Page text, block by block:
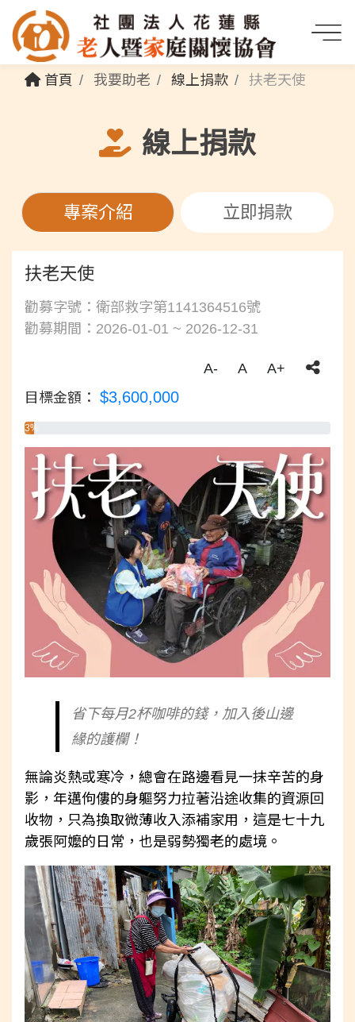
首頁 我要助老 線上捐款 扶老天使
線上捐款
專案介紹 立即捐款
扶老天使
勸募字號：衛部救字第1141364516號
勸募期間：2026-01-01 ~ 2026-12-31
A- A
A+
目標金額： $3,600,000
3%
省下每月2杯咖啡的錢，加入後山邊
緣的護欄！
無論炎熱或寒冷，總會在路邊看見一抹辛苦的身
影，年邁佝僂的身軀努力拉著沿途收集的資源回
收物，只為換取微薄收入添補家用，這是七十九
歲張阿嬤的日常，也是弱勢獨老的處境。